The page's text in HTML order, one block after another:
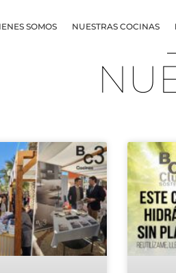
SOMOS NUESTRAS COCINAS